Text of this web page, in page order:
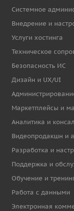
Системное
Внедрение и
Услуги хостинга
Техническое
Безопасность ИС
Дизайн и UX/UI
Маркетплейсы и
Аналитика и
Видеопродакшн и
Разработка и
Поддержка и
Обучение и
Работа с данными
Электронная